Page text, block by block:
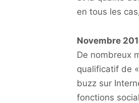
en tous les
Novembre
De nombreux
qualificatif de
buzz sur
fonctions